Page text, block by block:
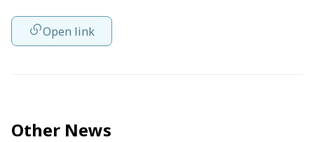
Open link
Other News